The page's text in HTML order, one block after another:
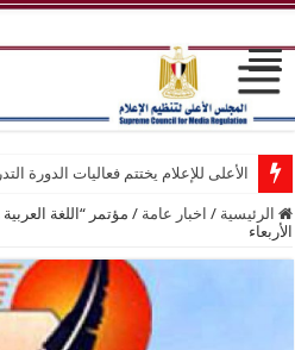
الأعلى للإعلام يختتم فعاليات الدورة
الرئيسية / اخبار عامة / مؤتمر “اللغة
الأربعاء